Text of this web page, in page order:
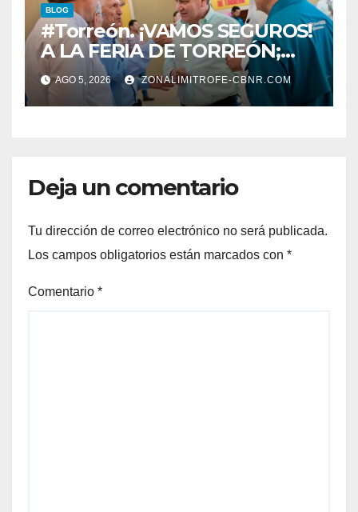
BLOG
#Torreón. ¡VAMOS SEGUROS!
A LA FERIA DE TORREÓN;
ALISTAN EDICIÓN 80
AGO 5, 2026 ZONALIMITROFE-CBNR.COM
Deja un comentario
Tu dirección de correo electrónico no será publicada.
Los campos obligatorios están marcados con *
Comentario *